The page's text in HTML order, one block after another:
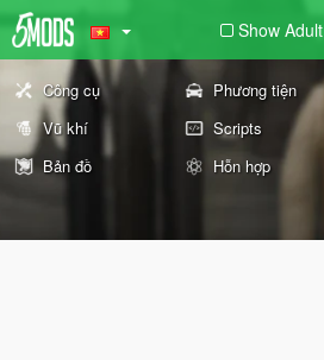
Show Adult
Công cụ Phương tiện
Vũ khí
Scripts
Bản đồ
Hỗn hợp